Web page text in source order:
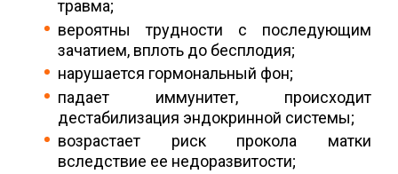
травма;
вероятны трудности с последующим
зачатием, вплоть до бесплодия;
нарушается гормональный фон;
падает иммунитет, происходит
дестабилизация эндокринной системы;
возрастает риск прокола матки
вследствие ее недоразвитости;